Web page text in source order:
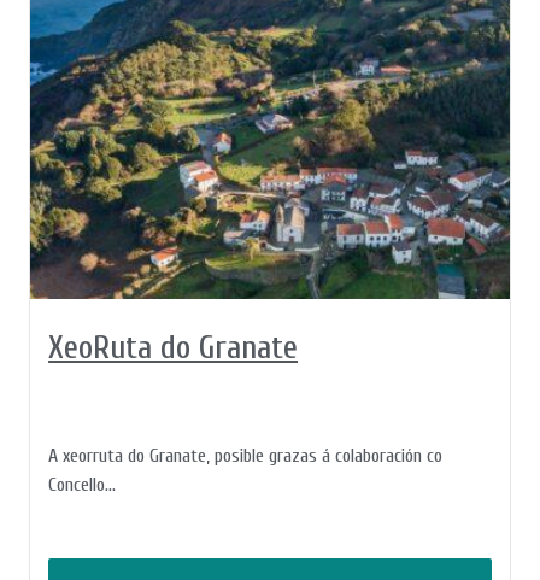
XeoRuta do Granate
A xeorruta do Granate, posible grazas á colaboración co
Concello...